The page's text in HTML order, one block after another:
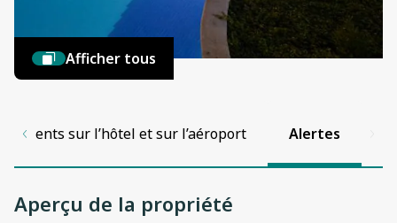
Afficher tous
sur l’hôtel et sur l’aéroport Alertes
Aperçu de la propriété